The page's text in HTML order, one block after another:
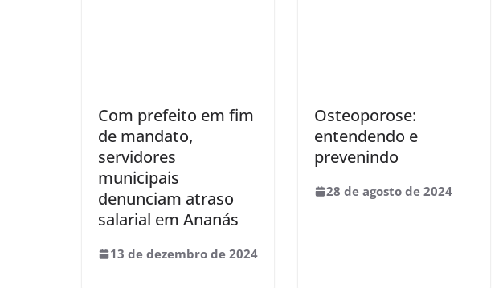
Com prefeito em fim
de mandato,
servidores
municipais
denunciam atraso
salarial em Ananás
13 de dezembro de 2024
Osteoporose:
entendendo e
prevenindo
28 de agosto de 2024